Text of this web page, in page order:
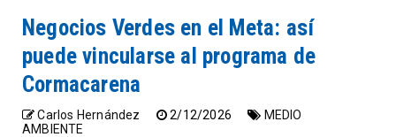
Negocios Verdes en el Meta: así
puede vincularse al programa de
Cormacarena
Carlos Hernández 2/12/2026
MEDIO
AMBIENTE